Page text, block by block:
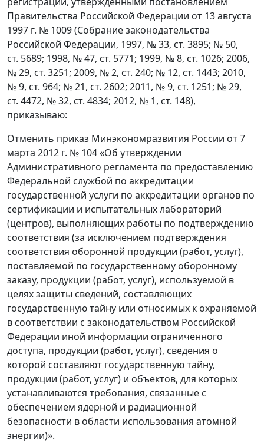
Правительства Российской Федерации от 13 августа
1997 г. № 1009 (Собрание законодательства
Российской Федерации, 1997, № 33, ст. 3895; № 50,
ст. 5689; 1998, № 47, ст. 5771; 1999, № 8, ст. 1026; 2006,
№ 29, ст. 3251; 2009, № 2, ст. 240; № 12, ст. 1443; 2010,
№ 9, ст. 964; № 21, ст. 2602; 2011, № 9, ст. 1251; № 29,
ст. 4472, № 32, ст. 4834; 2012, № 1, ст. 148),
приказываю:
Отменить приказ Минэкономразвития России от 7
марта 2012 г. № 104 «Об утверждении
Административного регламента по предоставлению
Федеральной службой по аккредитации
государственной услуги по аккредитации органов по
сертификации и испытательных лабораторий
(центров), выполняющих работы по подтверждению
соответствия (за исключением подтверждения
соответствия оборонной продукции (работ, услуг),
поставляемой по государственному оборонному
заказу, продукции (работ, услуг), используемой в
целях защиты сведений, составляющих
государственную тайну или относимых к охраняемой
в соответствии с законодательством Российской
Федерации иной информации ограниченного
доступа, продукции (работ, услуг), сведения о
которой составляют государственную тайну,
продукции (работ, услуг) и объектов, для которых
устанавливаются требования, связанные с
обеспечением ядерной и радиационной
безопасности в области использования атомной
энергии)».